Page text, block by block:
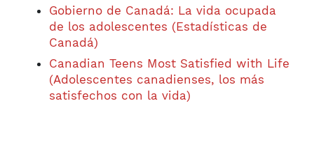
Gobierno de Canadá: La vida ocupada
de los adolescentes (Estadísticas de
Canadá)
Canadian Teens Most Satisfied with Life
(Adolescentes canadienses, los más
satisfechos con la vida)